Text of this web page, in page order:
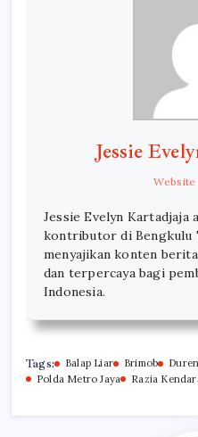
Jessie
Website
Jessie Evelyn Kartadjaja
kontributor di Bengkulu
menyajikan konten
dan terpercaya bagi
Indonesia.
Tags: Balap Liar Brimob
Polda Metro Jaya
Razia